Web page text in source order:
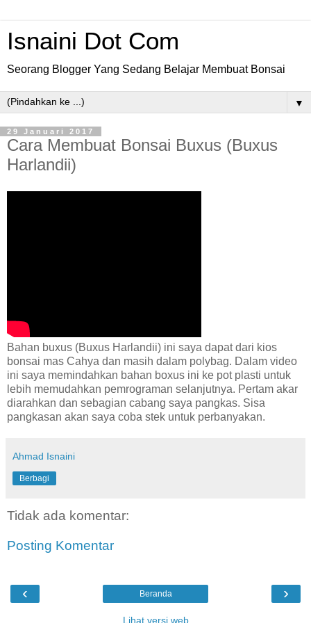
Isnaini Dot Com
Seorang Blogger Yang Sedang Belajar Membuat Bonsai
▼
29 Januari 2017
Cara Membuat Bonsai Buxus (Buxus
Harlandii)
Bahan buxus (Buxus Harlandii) ini saya dapat dari kios
bonsai mas Cahya dan masih dalam polybag. Dalam video
ini saya memindahkan bahan boxus ini ke pot plasti untuk
lebih memudahkan pemrograman selanjutnya. Pertam akar
diarahkan dan sebagian cabang saya pangkas. Sisa
pangkasan akan saya coba stek untuk perbanyakan.
Ahmad Isnaini
Berbagi
Tidak ada komentar:
Posting Komentar
‹ ›
Beranda
Lihat versi web